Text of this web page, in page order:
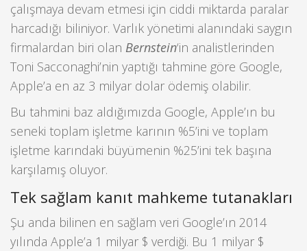
çalışmaya devam etmesi için ciddi miktarda paralar
harcadığı biliniyor. Varlık yönetimi alanındaki saygın
firmalardan biri olan Bernstein‘in analistlerinden
Toni Sacconaghi’nin yaptığı tahmine göre Google,
Apple’a en az 3 milyar dolar ödemiş olabilir.
Bu tahmini baz aldığımızda Google, Apple’ın bu
seneki toplam işletme karının %5’ini ve toplam
işletme karındaki büyümenin %25’ini tek başına
karşılamış oluyor.
Tek sağlam kanıt mahkeme tutanakları
Şu anda bilinen en sağlam veri Google’ın 2014
yılında Apple’a 1 milyar $ verdiği. Bu 1 milyar $